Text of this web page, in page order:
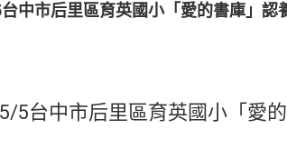
台中市后里區育英國小「愛的書庫」認
5/5台中市后里區育英國小「愛